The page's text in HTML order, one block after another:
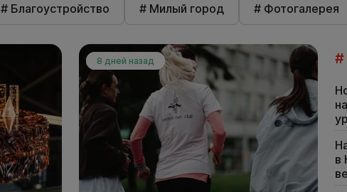
# Благоустройство # Милый город # Фотогалерея
8 дней назад #
в